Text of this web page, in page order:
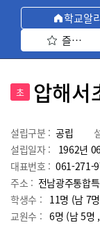
학교알
즐겨찾기
초 압해서
설립구분 : 공립
설립일자 :
1962년
대표번호 : 061-271-
주소 : 전남광주통합
학생수 : 11명 (남 7
교원수 : 6명 (남5명